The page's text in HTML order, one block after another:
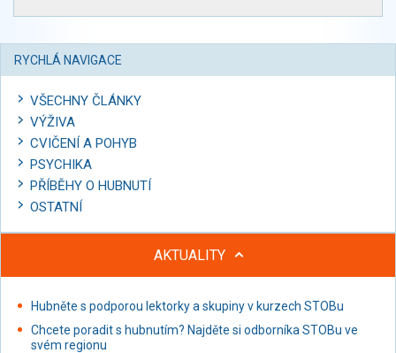
RYCHLÁ NAVIGACE
VŠECHNY ČLÁNKY
VÝŽIVA
CVIČENÍ A POHYB
PSYCHIKA
PŘÍBĚHY O HUBNUTÍ
OSTATNÍ
AKTUALITY
Hubněte s podporou lektorky a skupiny v kurzech STOBu
Chcete poradit s hubnutím? Najděte si odborníka STOBu ve
svém regionu